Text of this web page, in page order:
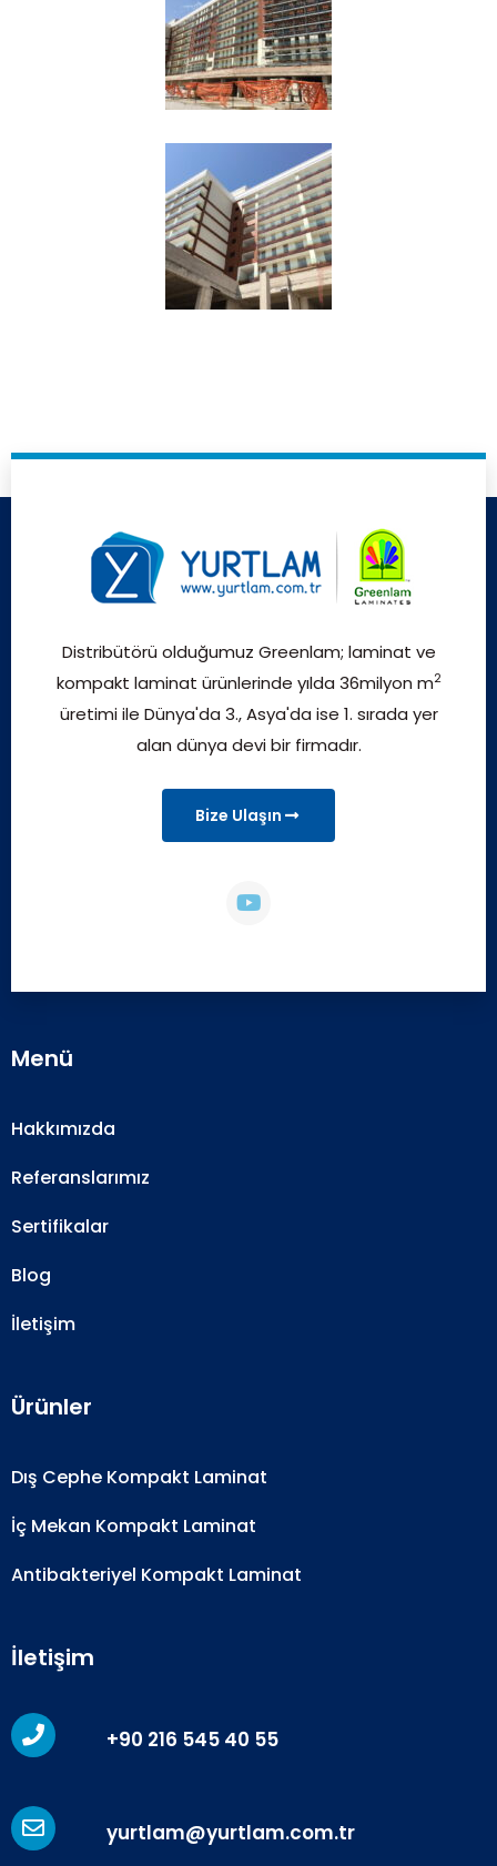
Distribütörü olduğumuz Greenlam; laminat ve
kompakt laminat ürünlerinde yılda 36milyon m2
üretimi ile Dünya'da 3., Asya'da ise 1. sırada yer
alan dünya devi bir firmadır.
Bize Ulaşın
Menü
Hakkımızda
Referanslarımız
Sertifikalar
Blog
İletişim
Ürünler
Dış Cephe Kompakt Laminat
İç Mekan Kompakt Laminat
Antibakteriyel Kompakt Laminat
İletişim
+90 216 545 40 55
yurtlam@yurtlam.com.tr